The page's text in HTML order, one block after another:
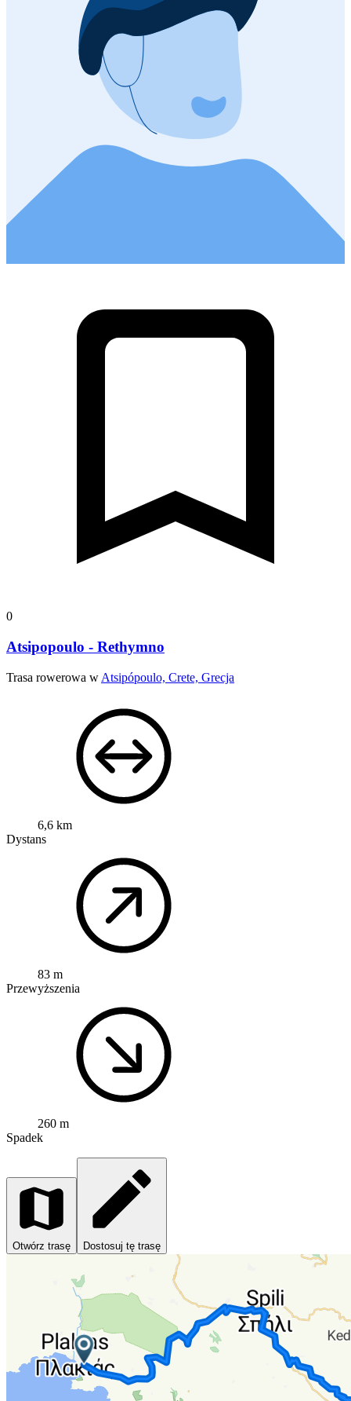
0
Atsipopoulo - Rethymno
Trasa rowerowa w Atsipópoulo, Crete, Grecja
6,6 km
Dystans
83 m
Przewyższenia
260 m
Spadek
Otwórz trasę Dostosuj tę trasę